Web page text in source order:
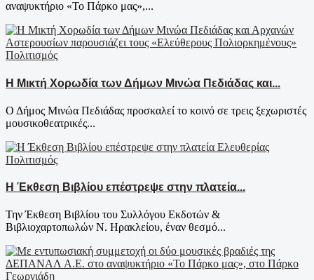
αναψυκτήριο «Το Πάρκο μας»,...
Πολιτισμός
Η Μικτή Χορωδία των Δήμων Μινώα Πεδιάδας και...
Ο Δήμος Μινώα Πεδιάδας προσκαλεί το κοινό σε τρεις ξεχωριστές
μουσικοθεατρικές...
Πολιτισμός
Η Έκθεση Βιβλίου επέστρεψε στην πλατεία...
Την Έκθεση Βιβλίου του Συλλόγου Εκδοτών &
Βιβλιοχαρτοπωλών Ν. Ηρακλείου, έναν θεσμό...